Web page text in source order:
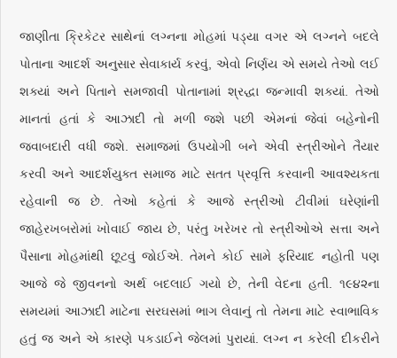
જાણીતા ક્રિકેટર સાથેનાં લગ્નના મોહમાં પડ્યા વગર એ લગ્નને બદલે
પોતાના આદર્શ અનુસાર સેવાકાર્ય કરવું, એવો નિર્ણય એ સમયે તેઓ લઈ
શક્યાં અને પિતાને સમજાવી પોતાનામાં શ્રદ્ધા જન્માવી શક્યાં. તેઓ
માનતાં હતાં કે આઝાદી તો મળી જશે પછી એમનાં જેવાં બહેનોની
જવાબદારી વધી જશે. સમાજમાં ઉપયોગી બને એવી સ્ત્રીઓને તૈયાર
કરવી અને આદર્શયુક્ત સમાજ માટે સતત પ્રવૃત્તિ કરવાની આવશ્યકતા
રહેવાની જ છે. તેઓ કહેતાં કે આજે સ્ત્રીઓ ટીવીમાં ઘરેણાંની
જાહેરખબરોમાં ખોવાઈ જાય છે, પરંતુ ખરેખર તો સ્ત્રીઓએ સત્તા અને
પૈસાના મોહમાંથી છૂટવું જોઈએ. તેમને કોઈ સામે ફરિયાદ નહોતી પણ
આજે જે જીવનનો અર્થ બદલાઈ ગયો છે, તેની વેદના હતી. ૧૯૪૨ના
સમયમાં આઝાદી માટેના સરઘસમાં ભાગ લેવાનું તો તેમના માટે સ્વાભાવિક
હતું જ અને એ કારણે પકડાઈને જેલમાં પુરાયાં. લગ્ન ન કરેલી દીકરીને